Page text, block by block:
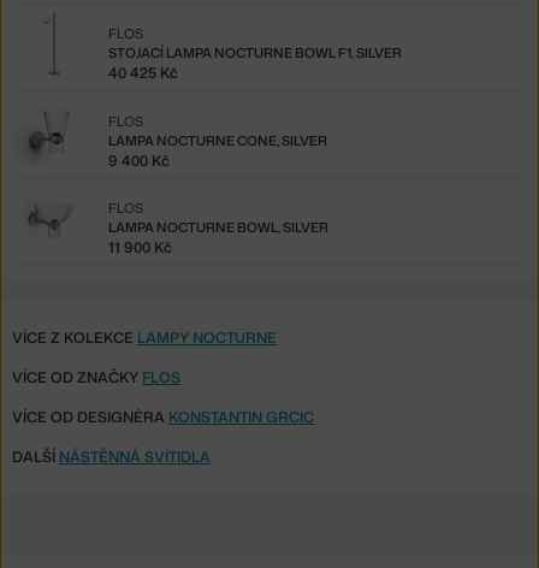
STOJACÍ LAMPA NOCTURNE BOWL F1, SILVER
FLOS
40 425 Kč
LAMPA NOCTURNE CONE, SILVER
FLOS
9 400 Kč
LAMPA NOCTURNE BOWL, SILVER
FLOS
11 900 Kč
VÍCE Z KOLEKCE LAMPY NOCTURNE
VÍCE OD ZNAČKY FLOS
VÍCE OD DESIGNÉRA KONSTANTIN GRCIC
DALŠÍ NÁSTĚNNÁ SVÍTIDLA